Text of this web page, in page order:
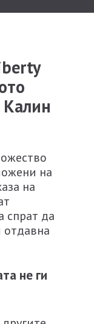
Калин
на
на
спрат да
отдавна
не ги